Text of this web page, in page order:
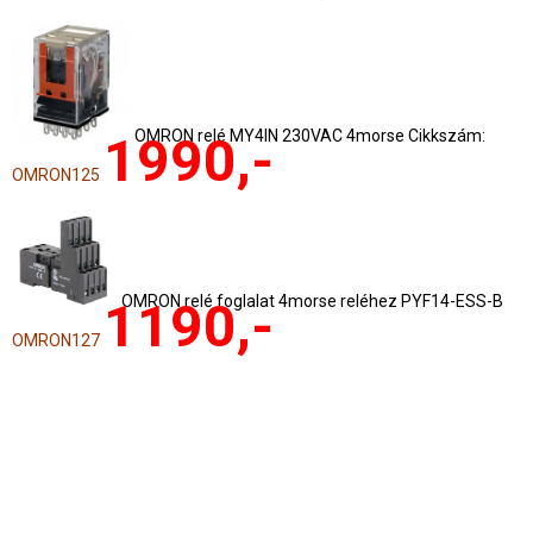
OMRON relé MY4IN 230VAC 4morse Cikkszám:
OMRON125 1990,-
OMRON relé foglalat 4morse reléhez PYF14-ESS-B
OMRON127 1190,-